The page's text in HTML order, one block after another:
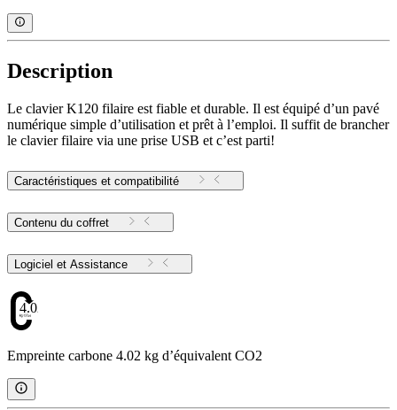
Description
Le clavier K120 filaire est fiable et durable. Il est équipé d’un pavé
numérique simple d’utilisation et prêt à l’emploi. Il suffit de brancher
le clavier filaire via une prise USB et c’est parti!
Caractéristiques et compatibilité
Contenu du coffret
Logiciel et Assistance
4.02
Empreinte carbone 4.02 kg d’équivalent CO2